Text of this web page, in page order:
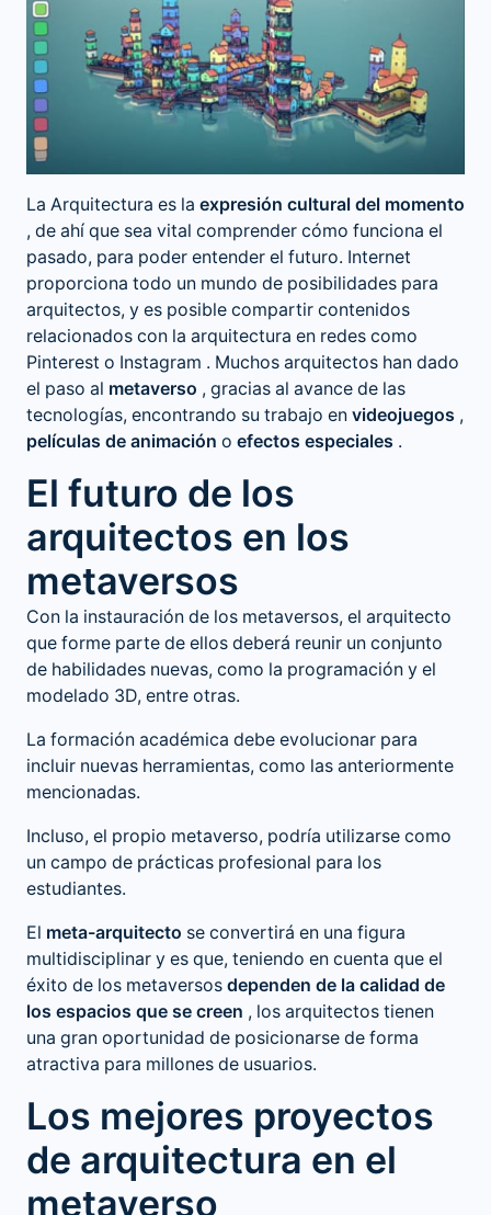
La Arquitectura es la expresión cultural del momento
, de ahí que sea vital comprender cómo funciona el
pasado, para poder entender el futuro. Internet
proporciona todo un mundo de posibilidades para
arquitectos, y es posible compartir contenidos
relacionados con la arquitectura en redes como
Pinterest o Instagram . Muchos arquitectos han dado
el paso al metaverso , gracias al avance de las
tecnologías, encontrando su trabajo en videojuegos ,
películas de animación o efectos especiales .
El futuro de los
arquitectos en los
metaversos
Con la instauración de los metaversos, el arquitecto
que forme parte de ellos deberá reunir un conjunto
de habilidades nuevas, como la programación y el
modelado 3D, entre otras.
La formación académica debe evolucionar para
incluir nuevas herramientas, como las anteriormente
mencionadas.
Incluso, el propio metaverso, podría utilizarse como
un campo de prácticas profesional para los
estudiantes.
El meta-arquitecto se convertirá en una figura
multidisciplinar y es que, teniendo en cuenta que el
éxito de los metaversos dependen de la calidad de
los espacios que se creen , los arquitectos tienen
una gran oportunidad de posicionarse de forma
atractiva para millones de usuarios.
Los mejores proyectos
de arquitectura en el
metaverso